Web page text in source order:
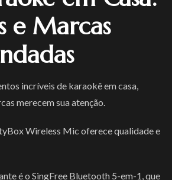
e Marcas
incríveis de karaokê em casa,
merecem sua atenção.
Wireless Mic oferece qualidade e
é o SingFree Bluetooth 5-em-1, que